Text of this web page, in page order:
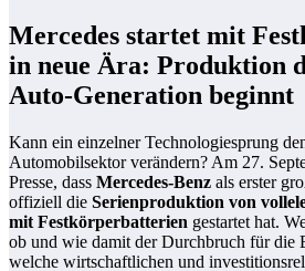
Mercedes startet mit
in neue Ära: Produktion
Auto-Generation beginnt
Kann ein einzelner Technologiesprung
Automobilsektor verändern? Am 27.
Presse, dass Mercedes-Benz als erster
offiziell die Serienproduktion von
mit Festkörperbatterien gestartet hat.
ob und wie damit der Durchbruch für die
welche wirtschaftlichen und